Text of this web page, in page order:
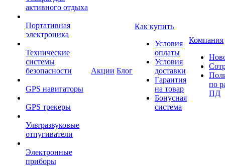
активного отдыха
Портативная
электроника
Технические
системы
безопасности
GPS навигаторы
GPS трекеры
Ультразвуковые
отпугиватели
Электронные
приборы
Акции Блог
Как купить
Условия
оплаты
Условия
доставки
Гарантия
на товар
Бонусная
система
Компания
по
ПД